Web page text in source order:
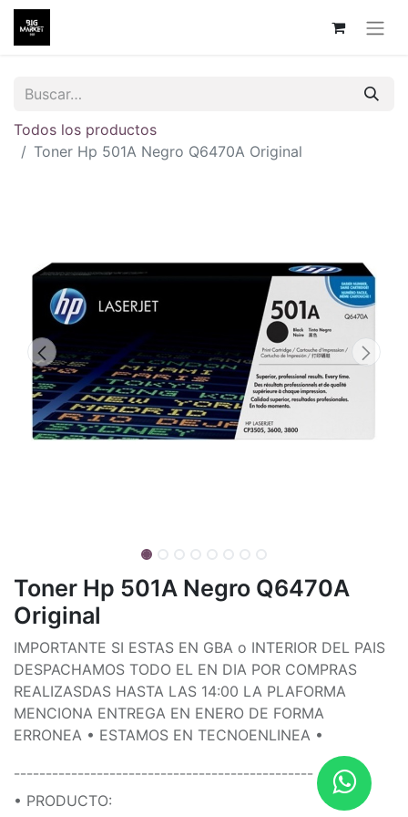
Todos los productos
Toner Hp 501A Negro Q6470A Original
Toner Hp 501A Negro Q6470A
Original
IMPORTANTE SI ESTAS EN GBA o INTERIOR DEL PAIS
DESPACHAMOS TODO EL EN DIA POR COMPRAS
REALIZASDAS HASTA LAS 14:00 LA PLAFORMA
MENCIONA ENTREGA EN ENERO DE FORMA
ERRONEA • ESTAMOS EN TECNOENLINEA •
¯¯¯¯¯¯¯¯¯¯¯¯¯¯¯¯¯¯¯¯¯¯¯¯¯¯¯¯¯¯¯¯¯¯¯¯¯¯¯¯¯¯¯¯¯¯¯
• PRODUCTO: